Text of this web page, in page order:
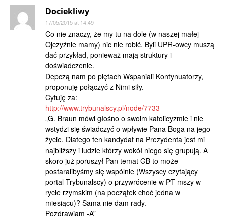
Dociekliwy
17/05/2015 at 14:49
Co nie znaczy, że my tu na dole (w naszej małej
Ojczyźnie mamy) nic nie robić. Byli UPR-owcy muszą
dać przykład, ponieważ mają struktury i
doświadczenie.
Depczą nam po piętach Wspaniali Kontynuatorzy,
proponuję połączyć z Nimi siły.
Cytuję za:
http://www.trybunalscy.pl/node/7733
„G. Braun mówi głośno o swoim katolicyzmie i nie
wstydzi się świadczyć o wpływie Pana Boga na jego
życie. Dlatego ten kandydat na Prezydenta jest mi
najbliższy i ludzie którzy wokół niego się grupują. A
skoro już poruszył Pan temat GB to może
postaralibyśmy się wspólnie (Wszyscy czytający
portal Trybunalscy) o przywrócenie w PT mszy w
rycie rzymskim (na początek choć jedna w
miesiącu)? Sama nie dam rady.
Pozdrawiam -A”